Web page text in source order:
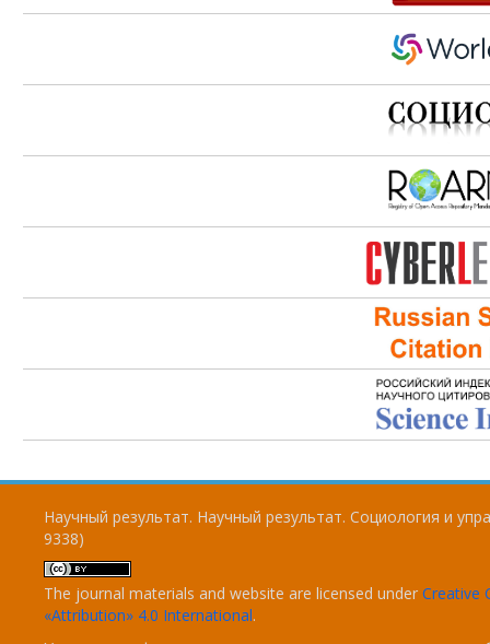
Научный результат. Научный результат. Социология и
9338)
The journal materials and website are licensed under Creative
«Attribution» 4.0 International.